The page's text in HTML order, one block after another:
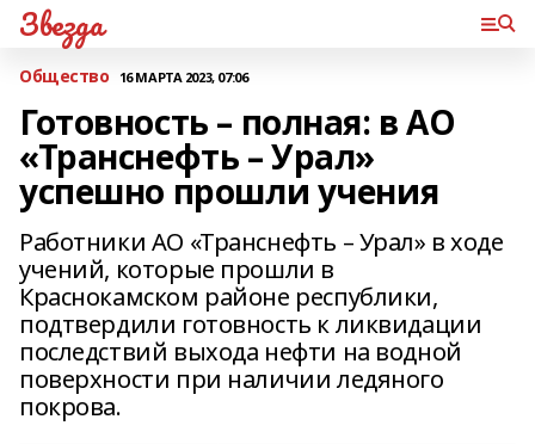
Звезда
Общество 16 МАРТА 2023, 07:06
Готовность – полная: в АО
«Транснефть – Урал»
успешно прошли учения
Работники АО «Транснефть – Урал» в ходе
учений, которые прошли в
Краснокамском районе республики,
подтвердили готовность к ликвидации
последствий выхода нефти на водной
поверхности при наличии ледяного
покрова.